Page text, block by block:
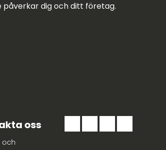
dig och ditt företag.
oss
och